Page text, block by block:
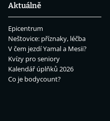
Aktuálně
Epicentrum
Neštovice: příznaky, léčba
V čem jezdí Yamal a Mesii?
Kvízy pro seniory
Kalendář úplňků 2026
Co je bodycount?